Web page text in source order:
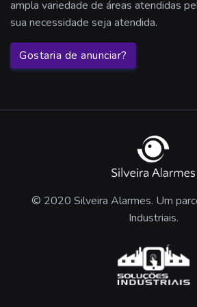
ampla variedade de áreas atendidas
sua necessidade seja atendida.
Gostaria de anunciar?
© 2020 Silveira Alarmes. Um
Industriais.